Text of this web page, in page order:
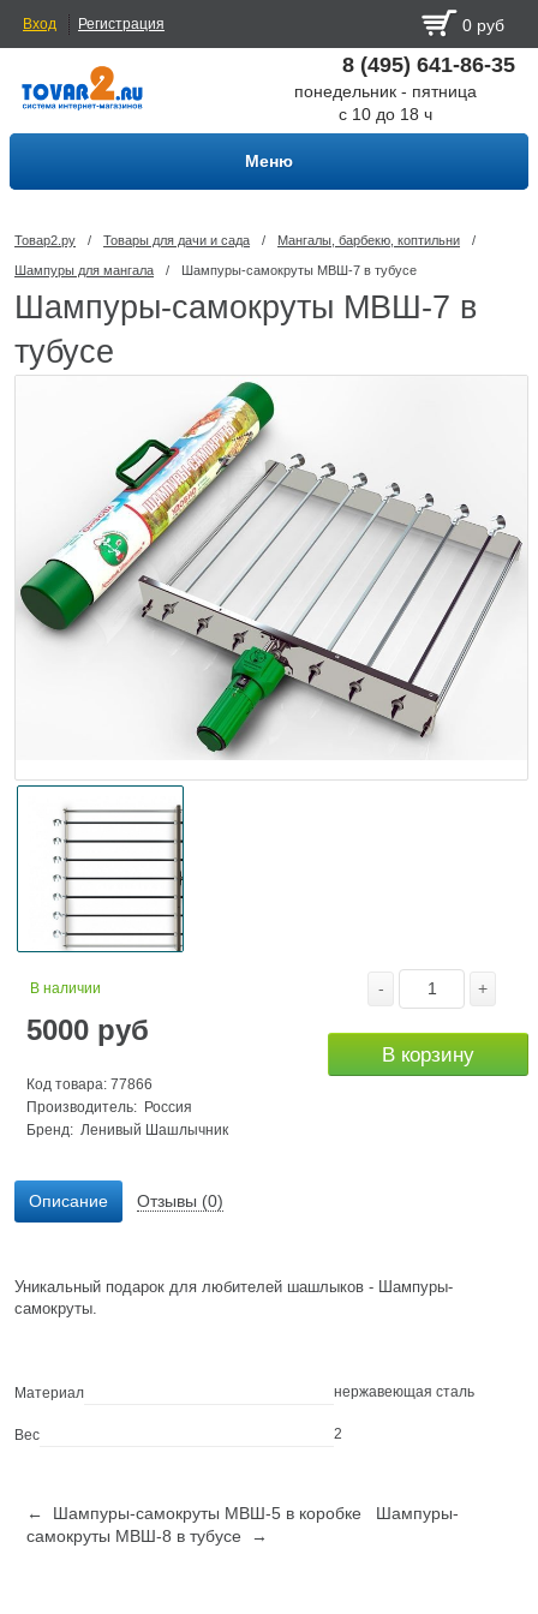
Вход Регистрация 0 руб
8 (495) 641-86-35
понедельник - пятница
с 10 до 18 ч
Меню
Товар2.ру / Товары для дачи и сада / Мангалы, барбекю, коптильни /
Шампуры для мангала / Шампуры-самокруты МВШ-7 в тубусе
Шампуры-самокруты МВШ-7 в
тубусе
В наличии
5000 руб
Код товара: 77866
Производитель: Россия
Бренд: Ленивый Шашлычник
- +
В корзину
Описание Отзывы (0)
Уникальный подарок для любителей шашлыков - Шампуры-
самокруты.
Материал нержавеющая сталь
Вес 2
← Шампуры-самокруты МВШ-5 в коробке
Шампуры-
самокруты МВШ-8 в тубусе →